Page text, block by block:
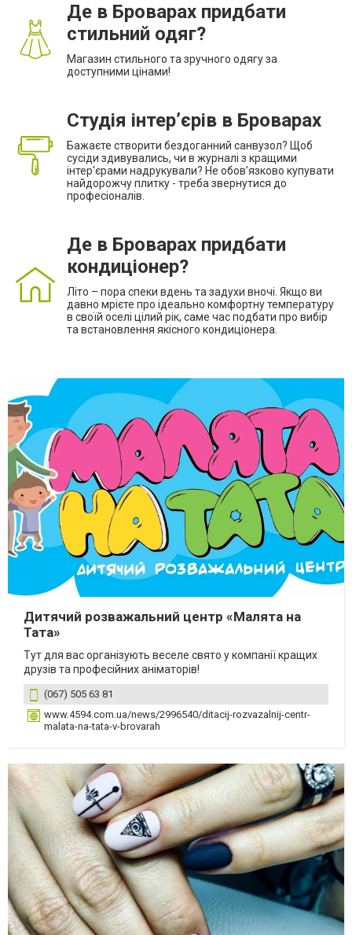
Де в Броварах придбати
стильний одяг?
Магазин стильного та зручного одягу за
доступними цінами!
Студія інтер’єрів в Броварах
Бажаєте створити бездоганний санвузол? Щоб
сусіди здивувались, чи в журналі з кращими
інтер'єрами надрукували? Не обов’язково купувати
найдорожчу плитку - треба звернутися до
професіоналів.
Де в Броварах придбати
кондиціонер?
Літо – пора спеки вдень та задухи вночі. Якщо ви
давно мрієте про ідеально комфортну температуру
в своїй оселі цілий рік, саме час подбати про вибір
та встановлення якісного кондиціонера.
Дитячий розважальний центр «Малята на
Тата»
Тут для вас організують веселе свято у компанії кращих
друзів та професійних аніматорів!
(067) 505 63 81
www.4594.com.ua/news/2996540/ditacij-rozvazalnij-centr-
malata-na-tata-v-brovarah